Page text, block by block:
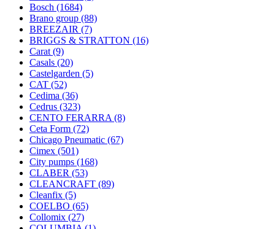
Bosch (1684)
Brano group (88)
BREEZAIR (7)
BRIGGS & STRATTON (16)
Carat (9)
Casals (20)
Castelgarden (5)
CAT (52)
Cedima (36)
Cedrus (323)
CENTO FERARRA (8)
Ceta Form (72)
Chicago Pneumatic (67)
Cimex (501)
City pumps (168)
CLABER (53)
CLEANCRAFT (89)
Cleanfix (5)
COELBO (65)
Collomix (27)